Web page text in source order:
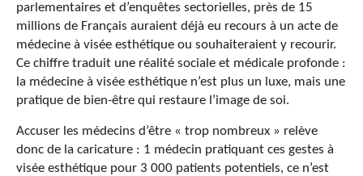
parlementaires et d’enquêtes sectorielles, près de 15
millions de Français auraient déjà eu recours à un acte de
médecine à visée esthétique ou souhaiteraient y recourir.
Ce chiffre traduit une réalité sociale et médicale profonde :
la médecine à visée esthétique n’est plus un luxe, mais une
pratique de bien-être qui restaure l’image de soi.
Accuser les médecins d’être « trop nombreux » relève
donc de la caricature : 1 médecin pratiquant ces gestes à
visée esthétique pour 3 000 patients potentiels, ce n’est